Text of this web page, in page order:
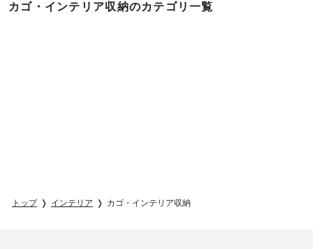
カゴ・インテリア収納のカテゴリ一覧
トップ インテリア カゴ・インテリア収納